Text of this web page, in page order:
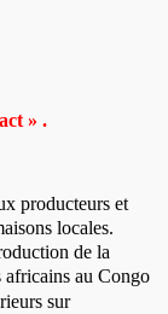
» .
producteurs et
locales.
de la
africains au Congo
sur